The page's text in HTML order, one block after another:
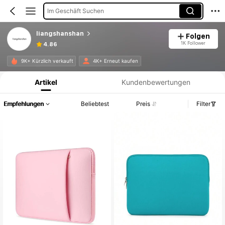
Im Geschäft Suchen
liangshanshan
4.86
Folgen
1K Follower
9K+ Kürzlich verkauft 4K+ Erneut kaufen
Produktinformation: Preisangabe, Verkaufs- und Lagerbestandsdetails.
Artikel Kundenbewertungen
Empfehlungen Beliebtest Preis Filter